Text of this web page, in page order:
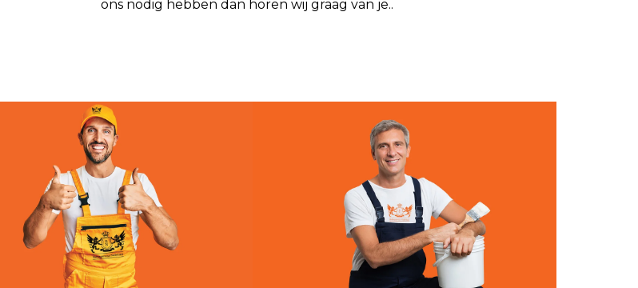
ons nodig hebben dan horen wij graag van je..